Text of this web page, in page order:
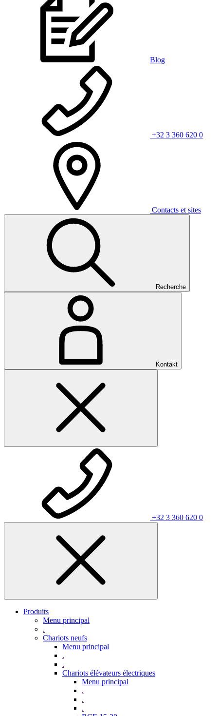
Blog
+32 3 360 620 0
Contacts et sites
Recherche
Kontakt
+32 3 360 620 0
Produits
Menu principal
.
Chariots neufs
Menu principal
.
.
Chariots élévateurs électriques
Menu principal
.
.
.